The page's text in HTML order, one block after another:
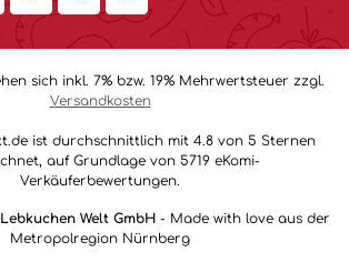
sich inkl. 7% bzw. 19% Mehrwertsteuer zzgl.
Versandkosten
ist durchschnittlich mit 4.8 von 5 Sternen
auf Grundlage von 5719 eKomi-
Verkäuferbewertungen.
Lebkuchen Welt GmbH - Made with love aus der
Metropolregion Nürnberg